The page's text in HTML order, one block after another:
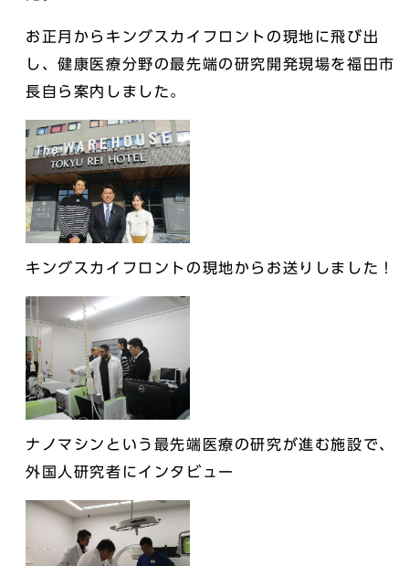
お正月からキングスカイフロントの現地に飛び出
し、健康医療分野の最先端の研究開発現場を福田市
長自ら案内しました。
キングスカイフロントの現地からお送りしました！
ナノマシンという最先端医療の研究が進む施設で、
外国人研究者にインタビュー